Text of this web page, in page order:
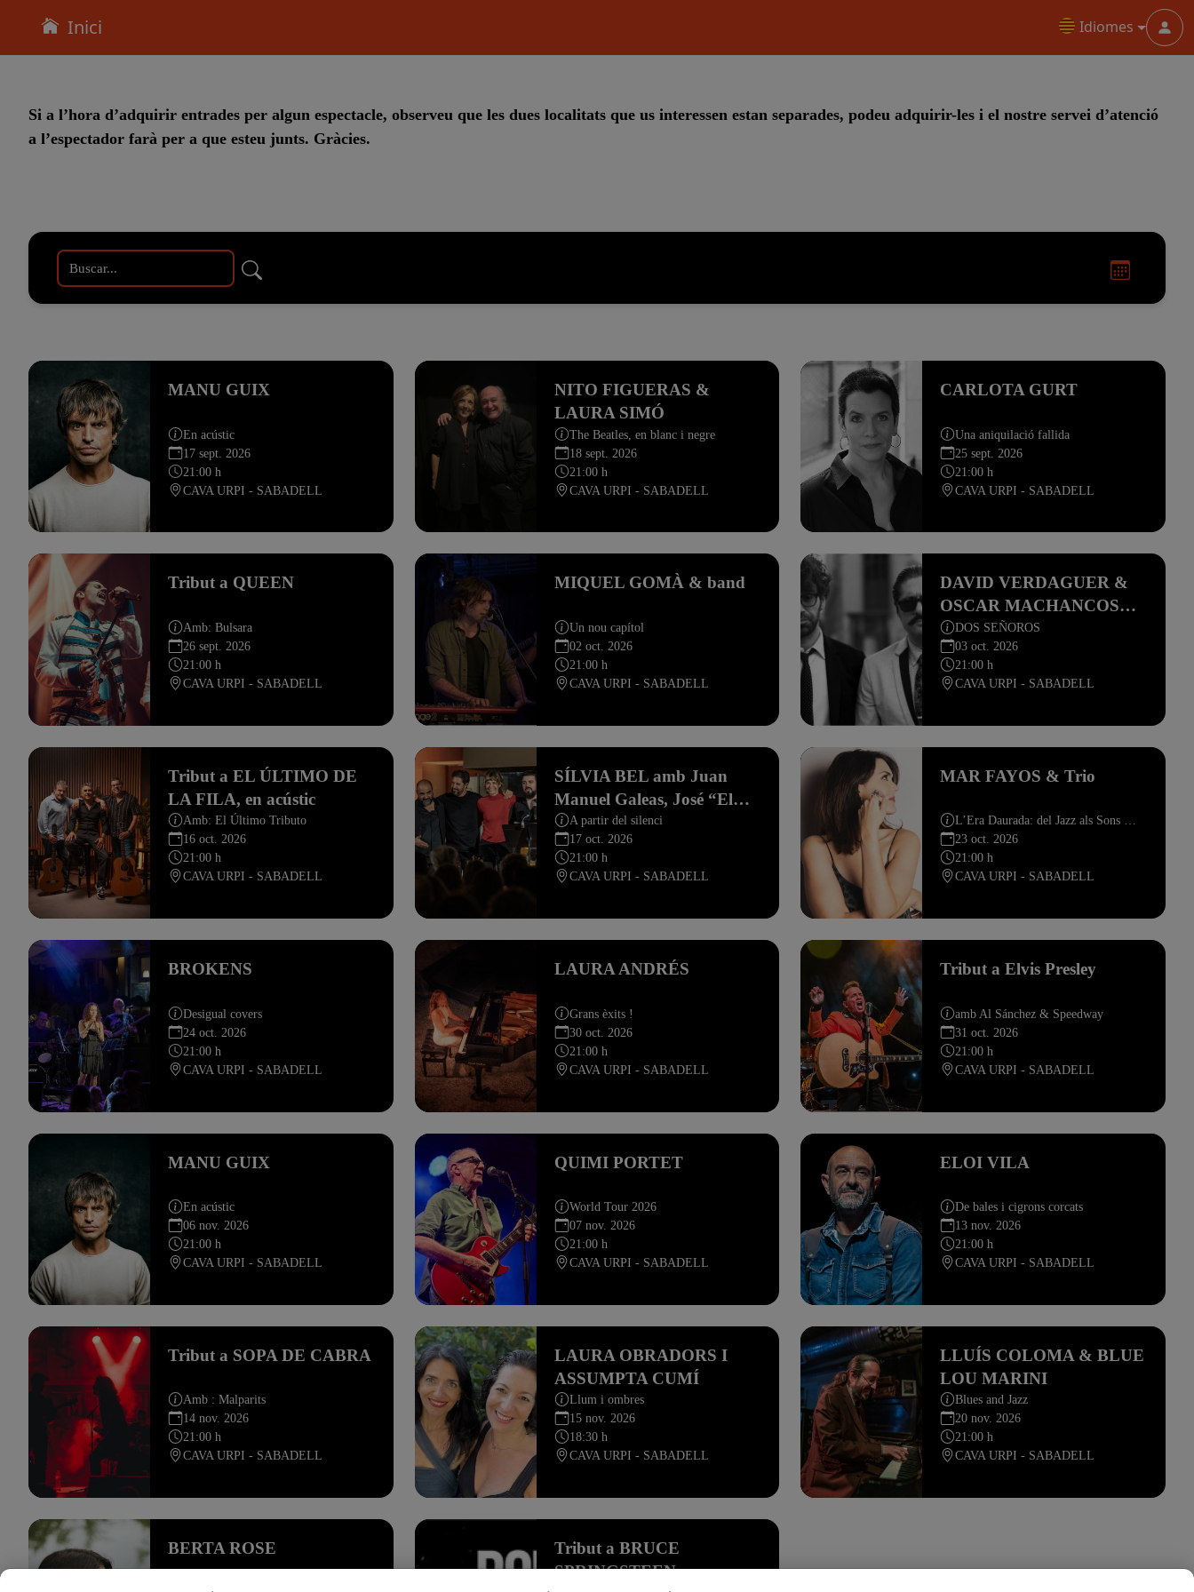
Inici Idiomes
Si a l’hora d’adquirir entrades per algun espectacle, observeu que les dues localitats que us interessen estan separades, podeu adquirir-les i el nostre servei d’atenció
a l’espectador farà per a que esteu junts. Gràcies.
ONLINE (TPV CODETICKETS)
MANU GUIX
En acústic
17 sept. 2026
21:00 h
CAVA URPI - SABADELL
NITO FIGUERAS &
LAURA SIMÓ
The Beatles, en blanc i negre
18 sept. 2026
21:00 h
CAVA URPI - SABADELL
CARLOTA GURT
Una aniquilació fallida
25 sept. 2026
21:00 h
CAVA URPI - SABADELL
Tribut a QUEEN
Amb: Bulsara
26 sept. 2026
21:00 h
CAVA URPI - SABADELL
MIQUEL GOMÀ & band
Un nou capítol
02 oct. 2026
21:00 h
CAVA URPI - SABADELL
DAVID VERDAGUER &
OSCAR MACHANCOSES,
piano
DOS SEÑOROS
03 oct. 2026
21:00 h
CAVA URPI - SABADELL
Tribut a EL ÚLTIMO DE
LA FILA, en acústic
Amb: El Último Tributo
16 oct. 2026
21:00 h
CAVA URPI - SABADELL
SÍLVIA BEL amb Juan
Manuel Galeas, José “El
Chote”, Fran León
A partir del silenci
17 oct. 2026
21:00 h
CAVA URPI - SABADELL
MAR FAYOS & Trio
L’Era Daurada: del Jazz als Sons del Brasil
23 oct. 2026
21:00 h
CAVA URPI - SABADELL
BROKENS
Desigual covers
24 oct. 2026
21:00 h
CAVA URPI - SABADELL
LAURA ANDRÉS
Grans èxits !
30 oct. 2026
21:00 h
CAVA URPI - SABADELL
Tribut a Elvis Presley
amb Al Sánchez & Speedway
31 oct. 2026
21:00 h
CAVA URPI - SABADELL
MANU GUIX
En acústic
06 nov. 2026
21:00 h
CAVA URPI - SABADELL
QUIMI PORTET
World Tour 2026
07 nov. 2026
21:00 h
CAVA URPI - SABADELL
ELOI VILA
De bales i cigrons corcats
13 nov. 2026
21:00 h
CAVA URPI - SABADELL
Tribut a SOPA DE CABRA
Amb : Malparits
14 nov. 2026
21:00 h
CAVA URPI - SABADELL
LAURA OBRADORS I
ASSUMPTA CUMÍ
Llum i ombres
15 nov. 2026
18:30 h
CAVA URPI - SABADELL
LLUÍS COLOMA & BLUE
LOU MARINI
Blues and Jazz
20 nov. 2026
21:00 h
CAVA URPI - SABADELL
BERTA ROSE
Tribut a BRUCE
SPRINGSTEEN